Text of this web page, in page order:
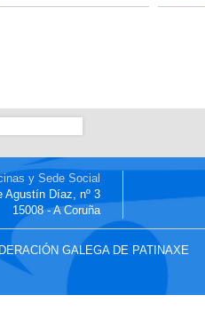
y Sede Social
Agustín Díaz, nº 3
15008 - A Coruña
GALEGA DE PATINAXE